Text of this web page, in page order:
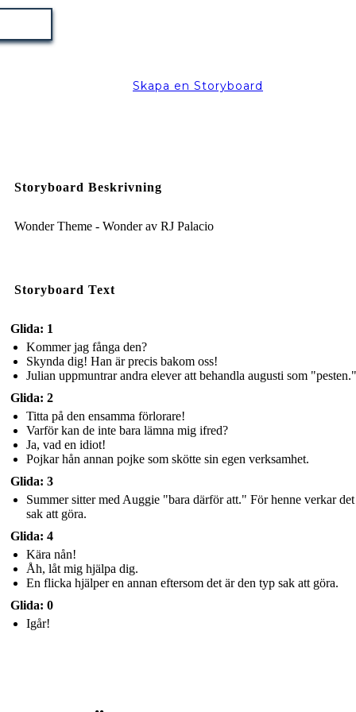
Skapa en Storyboard
Storyboard Beskrivning
Wonder Theme - Wonder av RJ Palacio
Storyboard Text
Glida: 1
Kommer jag fånga den?
Skynda dig! Han är precis bakom oss!
Julian uppmuntrar andra elever att behandla augusti som "pesten."
Glida: 2
Titta på den ensamma förlorare!
Varför kan de inte bara lämna mig ifred?
Ja, vad en idiot!
Pojkar hån annan pojke som skötte sin egen verksamhet.
Glida: 3
Summer sitter med Auggie "bara därför att." För henne verkar
sak att göra.
Glida: 4
Kära nån!
Åh, låt mig hjälpa dig.
En flicka hjälper en annan eftersom det är den typ sak att göra.
Glida: 0
Igår!